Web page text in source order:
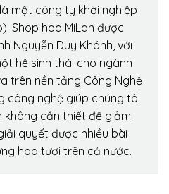
một công ty khởi nghiệp
Shop hoa MiLan được
Nguyễn Duy Khánh, với
hệ sinh thái cho ngành
trên nền tảng Công Nghệ
công nghệ giúp chúng tôi
không cần thiết để giảm
quyết được nhiều bài
hoa tươi trên cả nước.